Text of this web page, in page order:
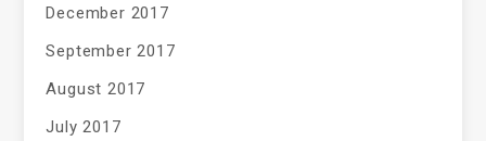
December 2017
September 2017
August 2017
July 2017